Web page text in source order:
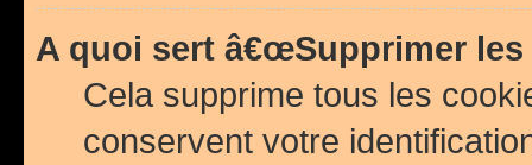
A quoi sert â€œSupprimer les
Cela supprime tous les
conservent votre